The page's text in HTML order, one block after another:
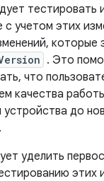
тестировать
с учетом этих
которые
. Это
что
качества
устройства до
уделить
этих